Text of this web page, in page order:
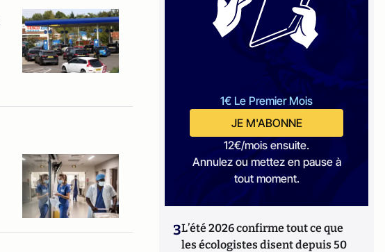
1€ Le Premier Mois
JE M'ABONNE
12€/mois ensuite.
Annulez ou mettez en pause à
tout moment.
3L’été 2026 confirme tout ce que
les écologistes disent depuis 50